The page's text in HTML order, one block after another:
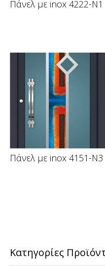
Πάνελ με inox 4222-N1
Πάνελ με inox 4151-N3
Κατηγορίες